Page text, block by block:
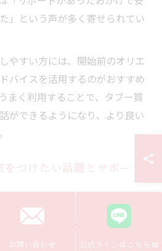
」という声が多く寄せられてい
やすい方には、開始前のオリエ
バイスを活用するのがおすすめ
まく利用することで、タブー質
ができるようになり、より良い
つけたい話題とサポート
題選びも重要なポイントです。
話、過去の恋愛などは避け、誰
がけましょう。例えば、趣味や
お問い合わせ 公式ラインはこちら